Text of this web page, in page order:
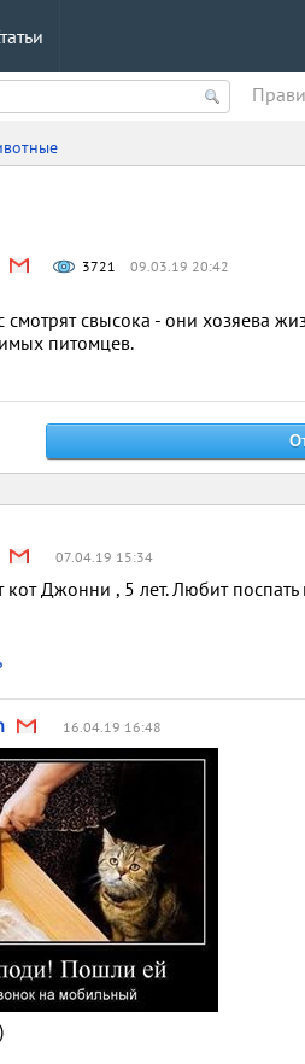
3721 09.03.19 20:42
смотрят свысока - они хозяева
питомцев.
07.04.19 15:34
кот Джонни , 5 лет. Любит поспать
16.04.19 16:48